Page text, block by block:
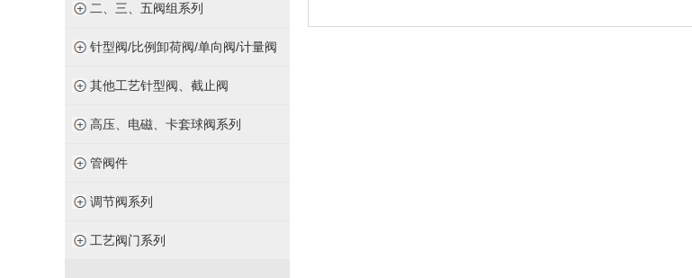
二、三、五阀组系列
针型阀/比例卸荷阀/单向阀/计量阀
其他工艺针型阀、截止阀
高压、电磁、卡套球阀系列
管阀件
调节阀系列
工艺阀门系列